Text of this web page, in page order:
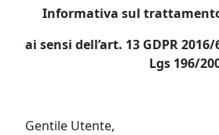
Informativa sul
ai sensi dell’art. 13 GDPR
Lgs 196/
Gentile Utente,